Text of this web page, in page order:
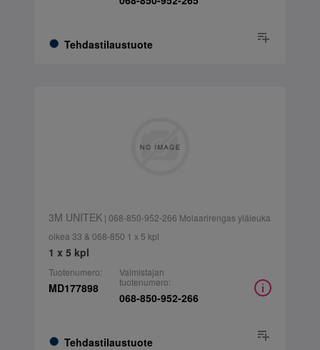
Tehdastilaustuote
3M UNITEK| 068-850-952-266 Molaarirengas yläleuka
oikea 33 & 068-850 1 x 5 kpl
1 x 5 kpl
Tuotenumero:
MD177898
Tehdastilaustuote
Valmistajan
tuotenumero:
068-850-952-266